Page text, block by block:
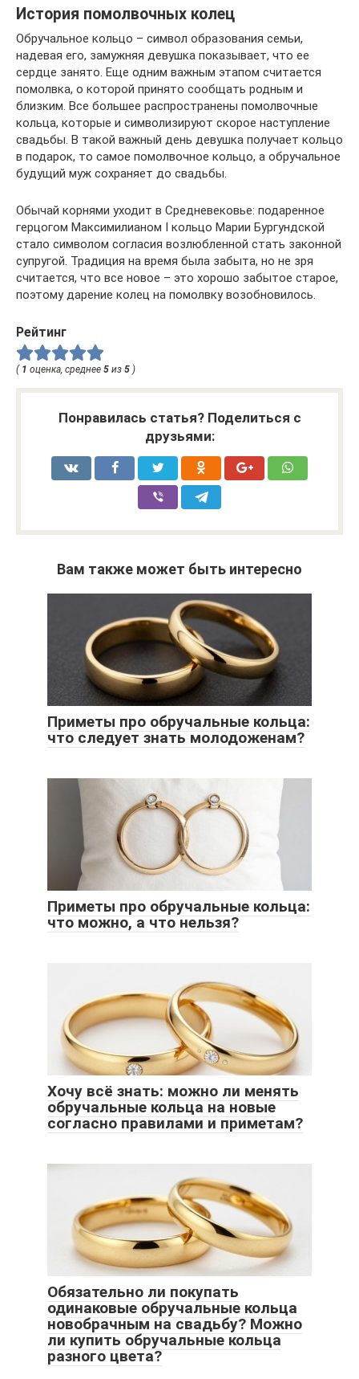
История помолвочных колец
Обручальное кольцо – символ образования семьи,
надевая его, замужняя девушка показывает, что ее
сердце занято. Еще одним важным этапом считается
помолвка, о которой принято сообщать родным и
близким. Все большее распространены помолвочные
кольца, которые и символизируют скорое наступление
свадьбы. В такой важный день девушка получает кольцо
в подарок, то самое помолвочное кольцо, а обручальное
будущий муж сохраняет до свадьбы.
Обычай корнями уходит в Средневековье: подаренное
герцогом Максимилианом I кольцо Марии Бургундской
стало символом согласия возлюбленной стать законной
супругой. Традиция на время была забыта, но не зря
считается, что все новое – это хорошо забытое старое,
поэтому дарение колец на помолвку возобновилось.
Рейтинг
( 1 оценка, среднее 5 из 5 )
Понравилась статья? Поделиться с
друзьями:
Вам также может быть интересно
Приметы про обручальные кольца:
что следует знать молодоженам?
Приметы про обручальные кольца:
что можно, а что нельзя?
Хочу всё знать: можно ли менять
обручальные кольца на новые
согласно правилами и приметам?
Обязательно ли покупать
одинаковые обручальные кольца
новобрачным на свадьбу? Можно
ли купить обручальные кольца
разного цвета?